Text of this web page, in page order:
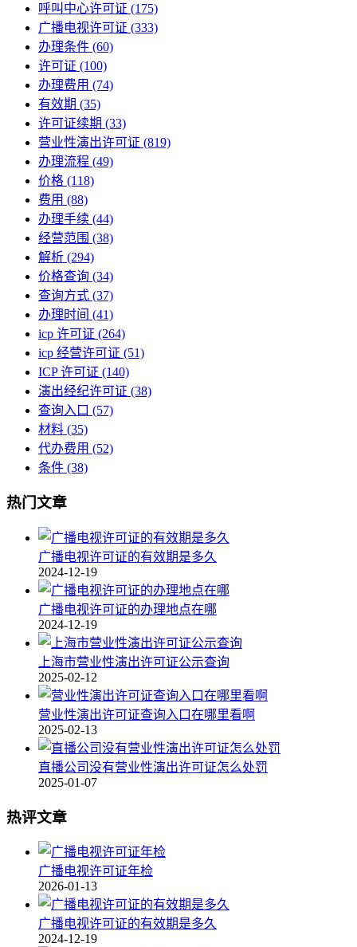
呼叫中心许可证 (175)
广播电视许可证 (333)
办理条件 (60)
许可证 (100)
办理费用 (74)
有效期 (35)
许可证续期 (33)
营业性演出许可证 (819)
办理流程 (49)
价格 (118)
费用 (88)
办理手续 (44)
经营范围 (38)
解析 (294)
价格查询 (34)
查询方式 (37)
办理时间 (41)
icp 许可证 (264)
icp 经营许可证 (51)
ICP 许可证 (140)
演出经纪许可证 (38)
查询入口 (57)
材料 (35)
代办费用 (52)
条件 (38)
热门文章
广播电视许可证的有效期是多久
2024-12-19
广播电视许可证的办理地点在哪
2024-12-19
上海市营业性演出许可证公示查询
2025-02-12
营业性演出许可证查询入口在哪里看啊
2025-02-13
直播公司没有营业性演出许可证怎么处罚
2025-01-07
热评文章
广播电视许可证年检
2026-01-13
广播电视许可证的有效期是多久
2024-12-19